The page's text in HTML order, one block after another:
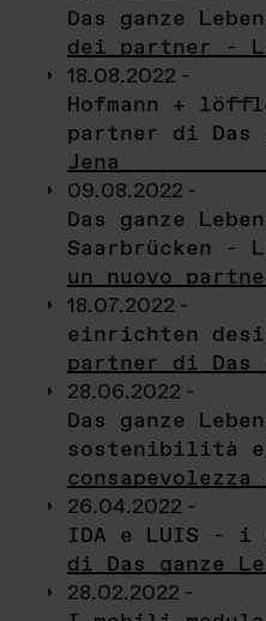
Das ganze
dei partner -
18.08.2022 -
Hofmann +
partner di Das
Jena
09.08.2022 -
Das ganze
Saarbrücken -
un nuovo
18.07.2022 -
einrichten
partner di Das
28.06.2022 -
Das ganze
sostenibilità
26.04.2022 -
IDA e LUIS - i
di Das ganze
28.02.2022 -